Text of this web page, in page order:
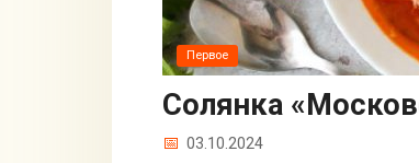
Первое
Солянка
03.10.2024